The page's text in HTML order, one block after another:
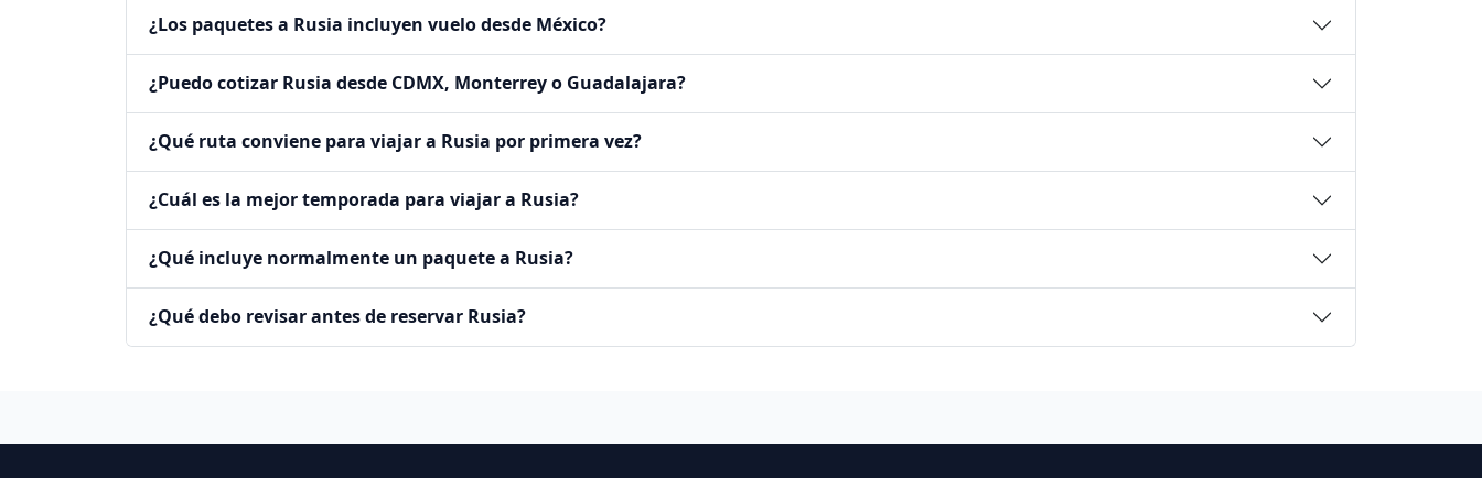
¿Los paquetes a Rusia incluyen vuelo desde México?
¿Puedo cotizar Rusia desde CDMX, Monterrey o Guadalajara?
¿Qué ruta conviene para viajar a Rusia por primera vez?
¿Cuál es la mejor temporada para viajar a Rusia?
¿Qué incluye normalmente un paquete a Rusia?
¿Qué debo revisar antes de reservar Rusia?